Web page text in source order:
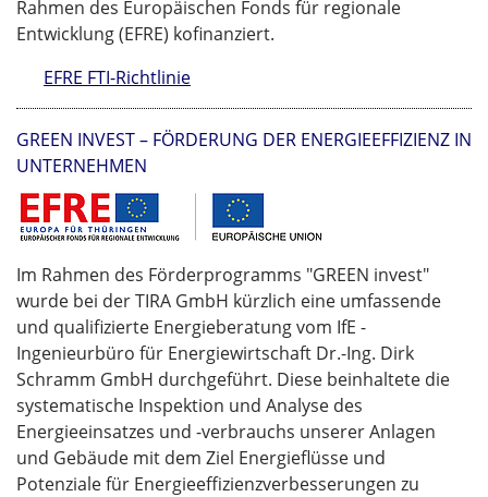
Rahmen des Europäischen Fonds für regionale
Entwicklung (EFRE) kofinanziert.
EFRE FTI-Richtlinie
GREEN INVEST – FÖRDERUNG DER ENERGIEEFFIZIENZ IN
UNTERNEHMEN
Im Rahmen des Förderprogramms "GREEN invest"
wurde bei der TIRA GmbH kürzlich eine umfassende
und qualifizierte Energieberatung vom IfE -
Ingenieurbüro für Energiewirtschaft Dr.-Ing. Dirk
Schramm GmbH durchgeführt. Diese beinhaltete die
systematische Inspektion und Analyse des
Energieeinsatzes und -verbrauchs unserer Anlagen
und Gebäude mit dem Ziel Energieflüsse und
Potenziale für Energieeffizienzverbesserungen zu